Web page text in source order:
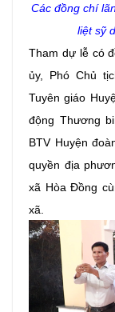
Các đồng chí
liệt sỹ
Tham dự lễ có
ủy, Phó Chủ
Tuyên giáo
động Thương
BTV Huyện
quyền địa
xã Hòa Đồng
xã.